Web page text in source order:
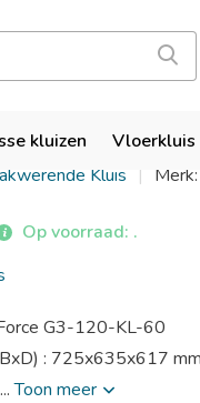
kluizen Vloerkluis
Kluis
Op voorraad: .
G3-120-KL-60
: 725x635x617 mm
Toon meer